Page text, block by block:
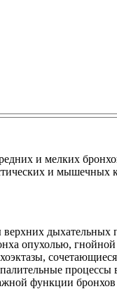
и мелких
и мышечных
дыхательных
опухолью,
функции